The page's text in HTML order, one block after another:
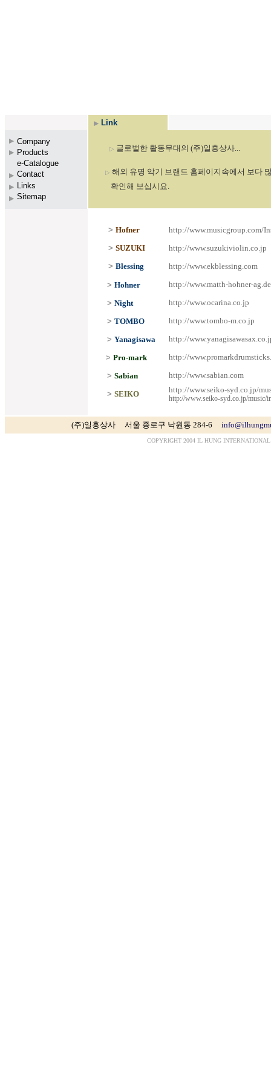
▶ Link
▶
▶
▶
▶
▶
Company
Products
e-Catalogue
Contact
Links
Sitemap
▷ 글로벌한 활동무대의 (주)일흥상사...
▷ 해외 유명 악기 브랜드 홈페이지속에서 보다
확인해 보십시요.
> Hofner http://www.musicgroup.com/
> SUZUKI http://www.suzukiviolin.co.jp
> Blessing http://www.ekblessing.com
> Hohner http://www.matth-hohner-
> Night http://www.ocarina.co.jp
> TOMBO http://www.tombo-m.co.jp
> Yanagisawa http://
> Pro-mark http://
> Sabian http://www.sabian.com
> SEIKO http://www.seiko-syd.co.jp/
http://www.seiko-syd.co.jp/music/
(주)일흥상사 서울 종로구 낙원동 284-6
COPYRIGHT 2004 IL HUNG